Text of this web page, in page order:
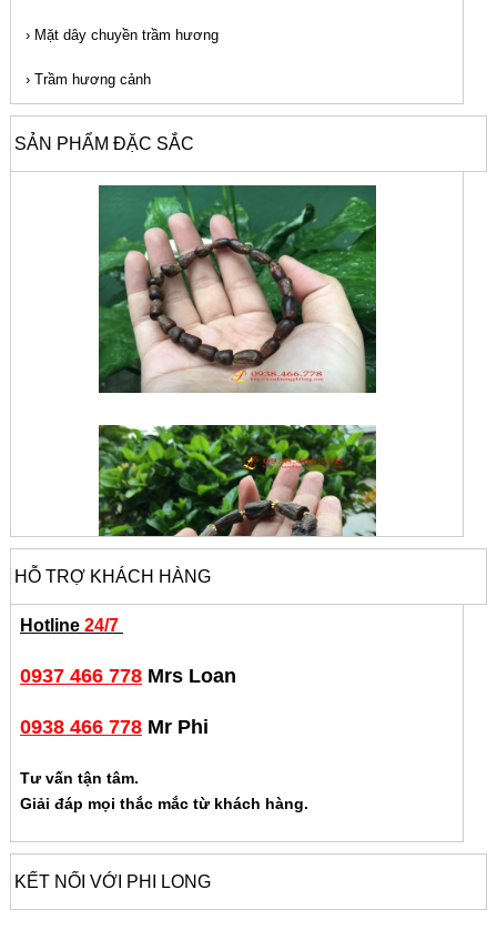
› Mặt dây chuyền trầm hương
› Trầm hương cảnh
SẢN PHẨM ĐẶC SẮC
HỖ TRỢ KHÁCH HÀNG
Hotline 24/7
0937 466 778Mrs Loan
0938 466 778Mr Phi
Tư vấn tận tâm.
Giải đáp mọi thắc mắc từ khách hàng.
KẾT NỐI VỚI PHI LONG